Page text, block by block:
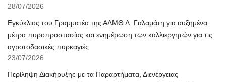
28/07/2026
Εγκύκλιος του Γραμματέα της ΑΔΜΘ Δ. Γαλαμάτη για αυξημένα
μέτρα πυροπροστασίας και ενημέρωση των καλλιεργητών για τις
αγροτοδασικές πυρκαγιές
23/07/2026
Περίληψη Διακήρυξης με τα Παραρτήματα, Διενέργειας